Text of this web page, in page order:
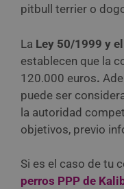
pitbull terrier o
La Ley 50/1999 y
establecen que la
120.000 euros.
puede ser
la autoridad
objetivos, previo
Si es el caso de tu
perros PPP de